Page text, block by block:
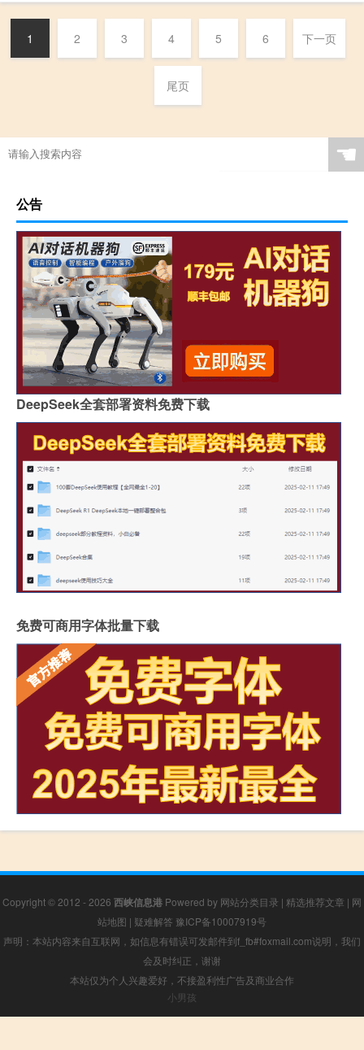
1 2 3 4 5 6 下一页
尾页
☚
公告
DeepSeek全套部署资料免费下载
免费可商用字体批量下载
Copyright © 2012 - 2026 西峡信息港 Powered by 网站分类目录 | 精选推荐文章 | 网
站地图 | 疑难解答 豫ICP备10007919号
声明：本站内容来自互联网，如信息有错误可发邮件到f_fb#foxmail.com说明，我们
会及时纠正，谢谢
本站仅为个人兴趣爱好，不接盈利性广告及商业合作
小男孩